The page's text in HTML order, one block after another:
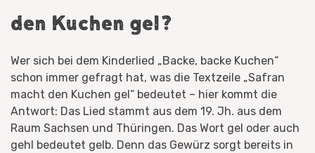
den Kuchen gel?
Wer sich bei dem Kinderlied „Backe, backe Kuchen“
schon immer gefragt hat, was die Textzeile „Safran
macht den Kuchen gel“ bedeutet – hier kommt die
Antwort: Das Lied stammt aus dem 19. Jh. aus dem
Raum Sachsen und Thüringen. Das Wort gel oder auch
gehl bedeutet gelb. Denn das Gewürz sorgt bereits in